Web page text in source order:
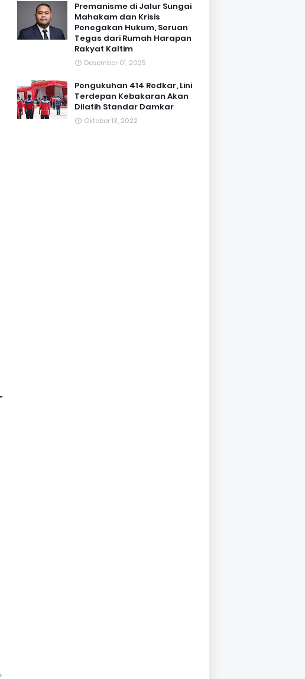
Premanisme di Jalur Sungai
Mahakam dan Krisis
Penegakan Hukum, Seruan
Tegas dari Rumah Harapan
Rakyat Kaltim
Desember 01, 2025
Pengukuhan 414 Redkar, Lini
Terdepan Kebakaran Akan
Dilatih Standar Damkar
Oktober 13, 2022